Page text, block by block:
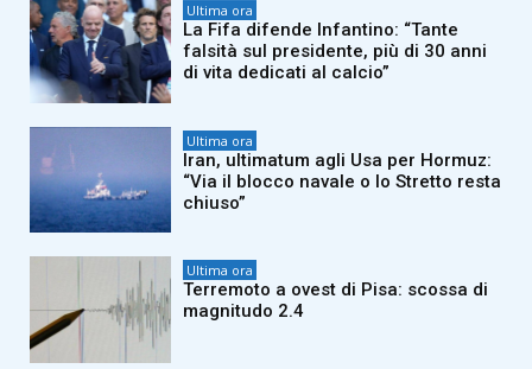
Ultima ora
La Fifa difende Infantino: “Tante
falsità sul presidente, più di 30 anni
di vita dedicati al calcio”
Ultima ora
Iran, ultimatum agli Usa per Hormuz:
“Via il blocco navale o lo Stretto resta
chiuso”
Ultima ora
Terremoto a ovest di Pisa: scossa di
magnitudo 2.4